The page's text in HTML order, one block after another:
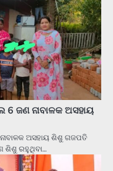
6 ଜଣ ନାବାଳକ ଅସହାୟ
ଅସହାୟ ଶିଶୁ ଗଜପତି
ଶିଶୁ ରହୁଥିବା…